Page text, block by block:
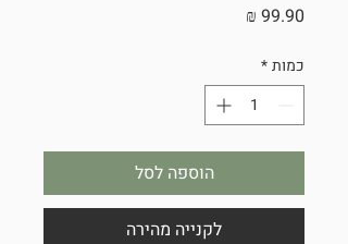
כמות*
הוספה לסל
לקנייה מהירה